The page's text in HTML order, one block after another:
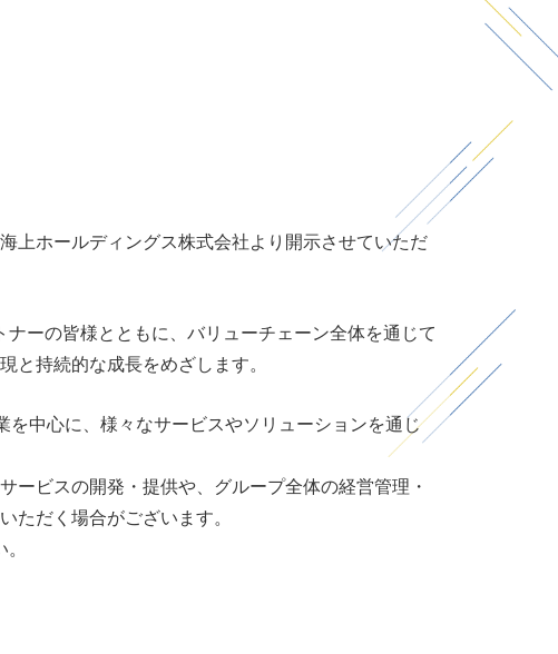
上ホールディングス株式会社より開示させていただ
ナーの皆様とともに、バリューチェーン全体を通じて
と持続的な成長をめざします。
を中心に、様々なサービスやソリューションを通じ
ービスの開発・提供や、グループ全体の経営管理・
ただく場合がございます。